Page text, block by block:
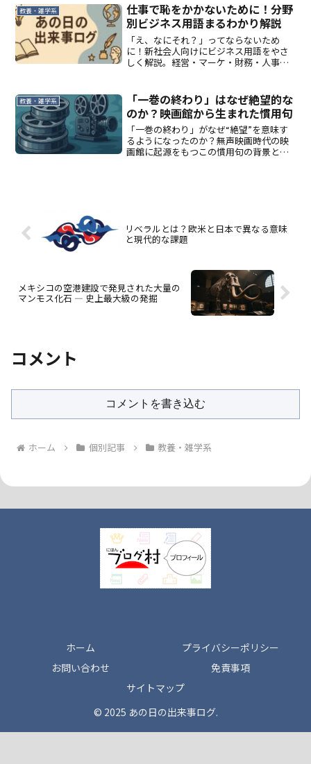
教養・雑学系
仕事で恥をかかないために！分野
別ビジネス用語まるわかり解説
「え、なにそれ？」ってならないため
に！新社会人向けにビジネス用語をやさ
しく解説。経営・マーケ・財務・人事・
教養・雑学系
「一巻の終わり」はなぜ絶望的な
のか？映画館から生まれた慣用句
「一巻の終わり」がなぜ“絶望”を意味す
るようになったのか？無声映画時代の映
画館に起源をもつこの慣用句の背景と意
リベラルとは？欧米と日本で異なる意味
と現代的な課題
メキシコの空港建設で発見された大量の
マンモス化石 ― 史上最大級の発掘
コメント
コメントを書き込む
ホーム 個別記事 教養・雑学系
ホーム
プライバシーポリシー
お問い合わせ
免責事項
サイトマップ
© 2025 あの日の出来事ログ.